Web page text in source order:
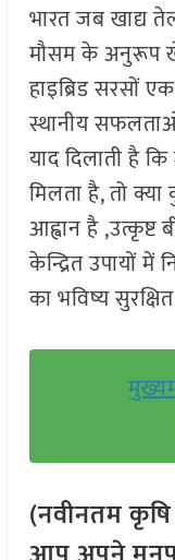
भारत जब खाद्य
मौसम के अनुरूप
हाइब्रिड सरसों
स्थानीय
याद दिलाती है
मिलता है, तो
आह्वान है ,उत्कृष्ट
केन्द्रित उपायों
का भविष्य
(नवीनतम